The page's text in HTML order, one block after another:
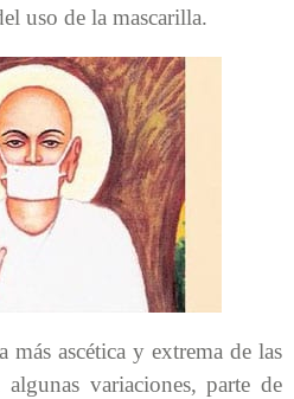
uso de la mascarilla.
más ascética y extrema de las
variaciones, parte de